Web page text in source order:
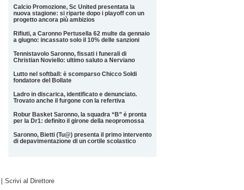
Calcio Promozione, Sc United presentata la
nuova stagione: si riparte dopo i playoff con un
progetto ancora più ambizios
Rifiuti, a Caronno Pertusella 62 multe da gennaio
a giugno: incassato solo il 10% delle sanzioni
Tennistavolo Saronno, fissati i funerali di
Christian Noviello: ultimo saluto a Nerviano
Lutto nel softball: è scomparso Chicco Soldi
fondatore del Bollate
Ladro in discarica, identificato e denunciato.
Trovato anche il furgone con la refertiva
Robur Basket Saronno, la squadra “B” è pronta
per la Dr1: definito il girone della neopromossa
Saronno, Bietti (Tu@) presenta il primo intervento
di depavimentazione di un cortile scolastico
Scrivi al Direttore